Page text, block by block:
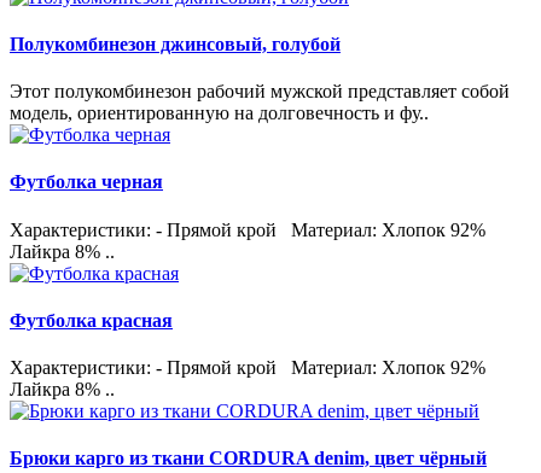
Полукомбинезон джинсовый, голубой
Этот полукомбинезон рабочий мужской представляет собой
модель, ориентированную на долговечность и фу..
Футболка черная
Характеристики: - Прямой крой Материал: Хлопок 92%
Лайкра 8% ..
Футболка красная
Характеристики: - Прямой крой Материал: Хлопок 92%
Лайкра 8% ..
Брюки карго из ткани CORDURA denim, цвет чёрный